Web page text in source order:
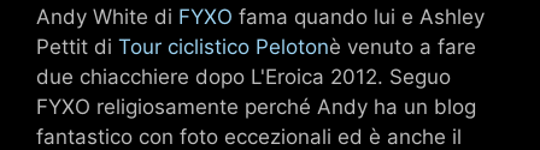
Andy White di FYXO fama quando lui e Ashley
Pettit di Tour ciclistico Pelotonè venuto a fare
due chiacchiere dopo L'Eroica 2012. Seguo
FYXO religiosamente perché Andy ha un blog
fantastico con foto eccezionali ed è anche il